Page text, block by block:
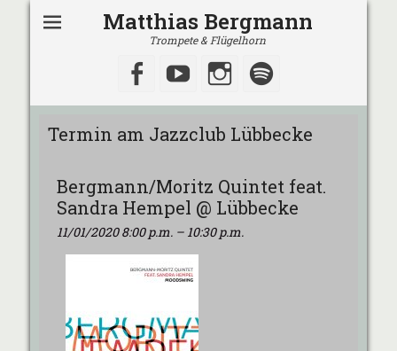
Matthias Bergmann
Trompete & Flügelhorn
Facebook
YouTubeInstagram
Termin am Jazzclub Lübbecke
Bergmann/Moritz Quintet feat.
Sandra Hempel @ Lübbecke
11/01/2020 8:00 p.m. – 10:30 p.m.